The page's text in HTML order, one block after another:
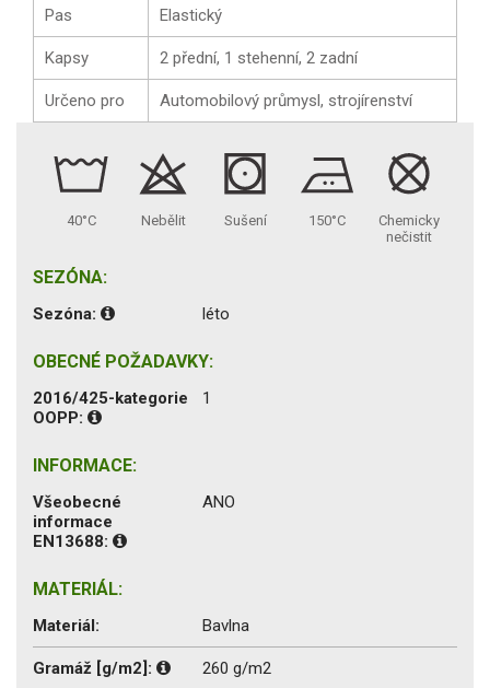
Pas Elastický
Kapsy 2 přední, 1 stehenní, 2 zadní
Určeno pro Automobilový průmysl, strojírenství
40°C Nebělit Sušení 150°C
Chemicky
nečistit
SEZÓNA:
Sezóna: léto
OBECNÉ POŽADAVKY:
2016/425-kategorie
OOPP:
1
INFORMACE:
Všeobecné
informace
EN13688:
ANO
MATERIÁL:
Materiál: Bavlna
Gramáž [g/m2]: 260 g/m2